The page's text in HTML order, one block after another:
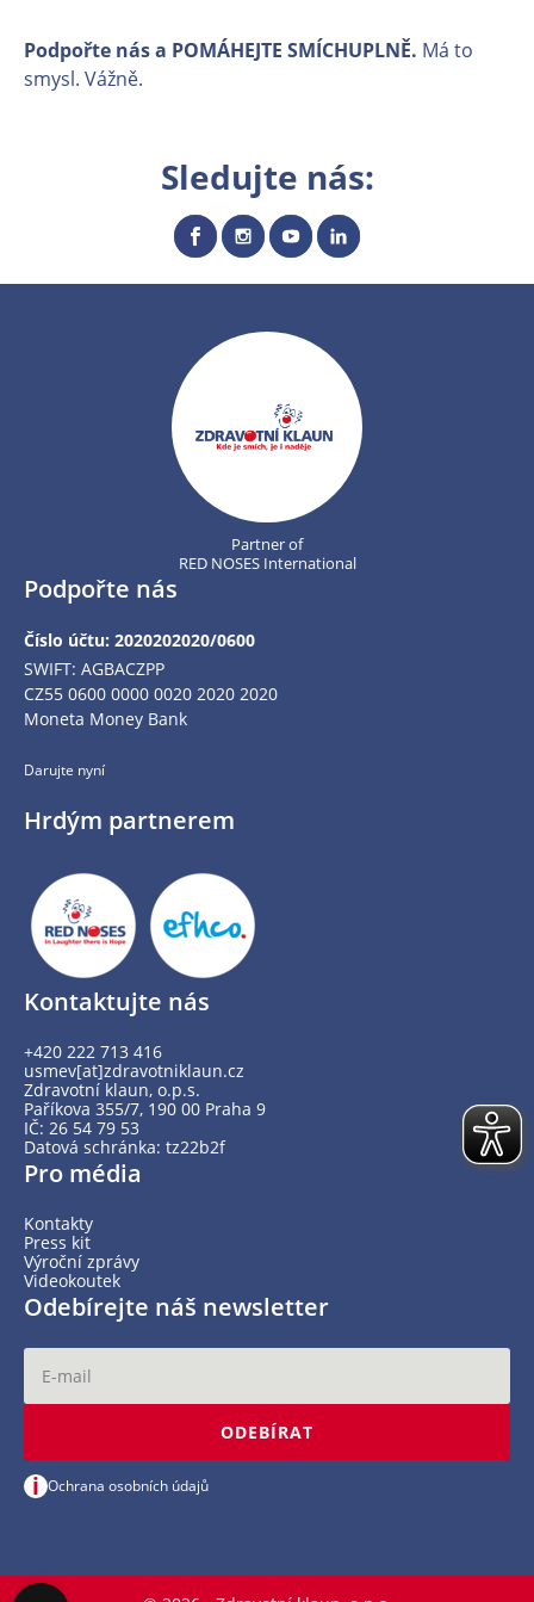
Podpořte nás a POMÁHEJTE SMÍCHUPLNĚ. Má to
smysl. Vážně.
Sledujte nás:
Partner of
RED NOSES International
Podpořte nás
Číslo účtu: 2020202020/0600
SWIFT: AGBACZPP
CZ55 0600 0000 0020 2020 2020
Moneta Money Bank
Darujte nyní
Hrdým partnerem
Kontaktujte nás
+420 222 713 416
usmev[at]zdravotniklaun.cz
Zdravotní klaun, o.p.s.
Paříkova 355/7, 190 00 Praha 9
IČ: 26 54 79 53
Datová schránka: tz22b2f
Pro média
Kontakty
Press kit
Výroční zprávy
Videokoutek
Odebírejte náš newsletter
ODEBÍRAT
i Ochrana osobních údajů